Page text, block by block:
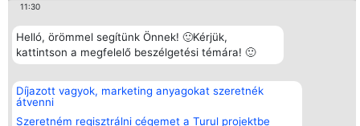
11:30
Helló, örömmel segítünk Önnek! 🙂Kérjük,
kattintson a megfelelő beszélgetési témára! 🙂
Díjazott vagyok, marketing anyagokat szeretnék
átvenni
Szeretném regisztrálni cégemet a Turul projektbe
Rangsorszervező
SC Beautiful Company S.R.L.
Bulevardul Aleea Timișul De
4, Ap. 13
Bukarest 53-238
Adószám 36737675
Népszavazás
Nyertesek
Az összes
listája
Elérhetőség